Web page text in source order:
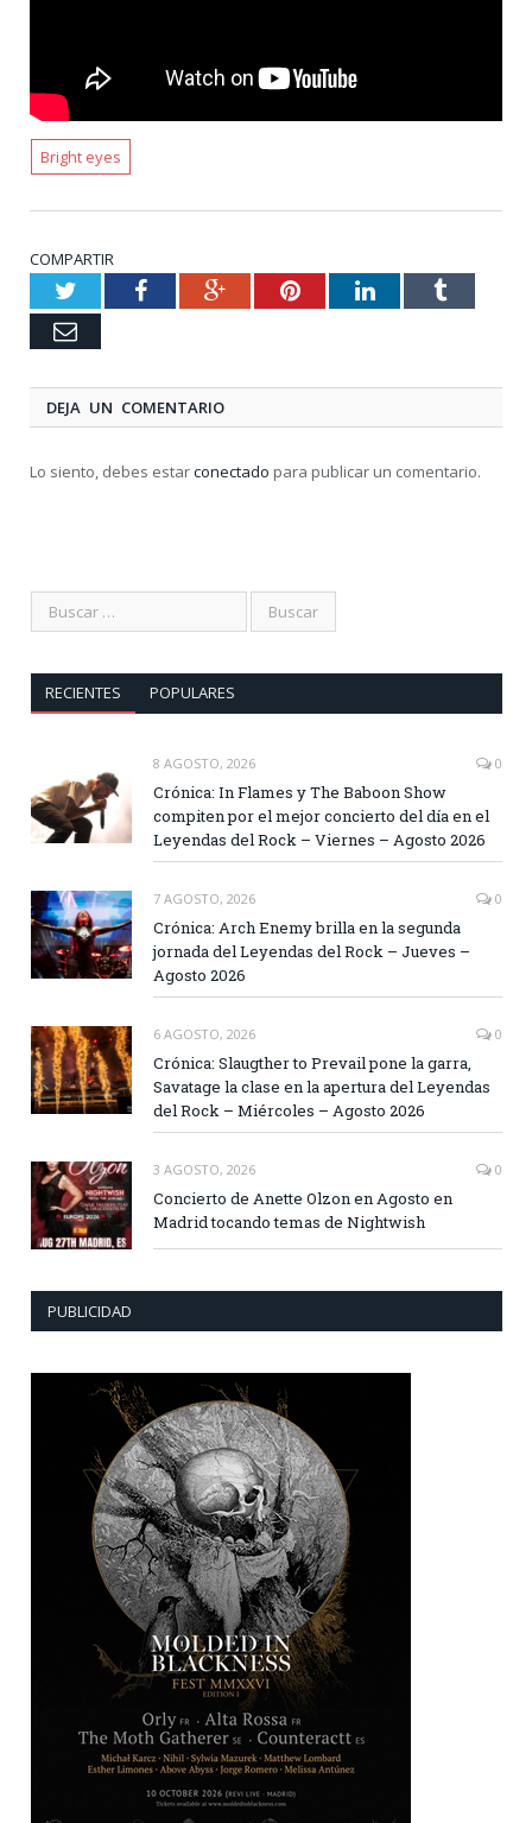
Bright eyes
COMPARTIR
TwitterFacebookGoogle+PinterestLinkedInTumblr
Email
DEJA UN COMENTARIO
Lo siento, debes estarconectado para publicar un comentario.
RECIENTES POPULARES
8 AGOSTO, 2026 0
Crónica: In Flames y The Baboon Show
compiten por el mejor concierto del día en el
Leyendas del Rock – Viernes – Agosto 2026
7 AGOSTO, 2026 0
Crónica: Arch Enemy brilla en la segunda
jornada del Leyendas del Rock – Jueves –
Agosto 2026
6 AGOSTO, 2026 0
Crónica: Slaugther to Prevail pone la garra,
Savatage la clase en la apertura del Leyendas
del Rock – Miércoles – Agosto 2026
3 AGOSTO, 2026 0
Concierto de Anette Olzon en Agosto en
Madrid tocando temas de Nightwish
PUBLICIDAD